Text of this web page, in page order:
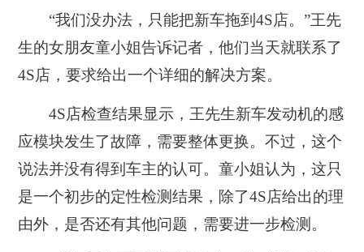
“我们没办法，只能把新车拖到4S店。”王先
生的女朋友童小姐告诉记者，他们当天就联系了
4S店，要求给出一个详细的解决方案。
4S店检查结果显示，王先生新车发动机的感
应模块发生了故障，需要整体更换。不过，这个
说法并没有得到车主的认可。童小姐认为，这只
是一个初步的定性检测结果，除了4S店给出的理
由外，是否还有其他问题，需要进一步检测。